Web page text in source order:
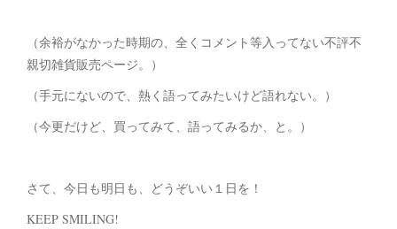
（余裕がなかった時期の、全くコメント等入ってない不評不
親切雑貨販売ページ。）
（手元にないので、熱く語ってみたいけど語れない。）
（今更だけど、買ってみて、語ってみるか、と。）
さて、今日も明日も、どうぞいい１日を！
KEEP SMILING!